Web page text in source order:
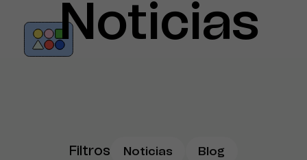
Noticias
Filtros Noticias Blog